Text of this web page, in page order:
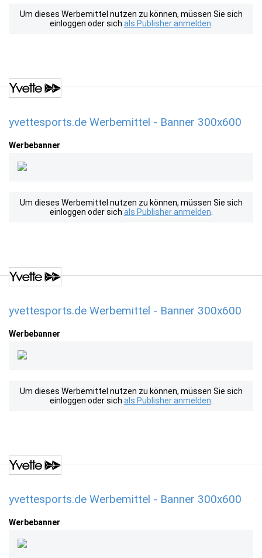
Um dieses Werbemittel nutzen zu können, müssen Sie sich
einloggen oder sich als Publisher anmelden
yvettesports.de Werbemittel - Banner 300x600
Werbebanner
Um dieses Werbemittel nutzen zu können, müssen Sie sich
einloggen oder sich als Publisher anmelden
yvettesports.de Werbemittel - Banner 300x600
Werbebanner
Um dieses Werbemittel nutzen zu können, müssen Sie sich
einloggen oder sich als Publisher anmelden
yvettesports.de Werbemittel - Banner 300x600
Werbebanner